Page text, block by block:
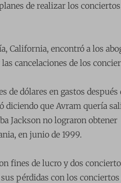
de realizar los
California, encontró a los
cancelaciones de los
dólares en gastos después
diciendo que Avram quería
Jackson no lograron obtener
en junio de 1999.
fines de lucro y dos
pérdidas con los conciertos